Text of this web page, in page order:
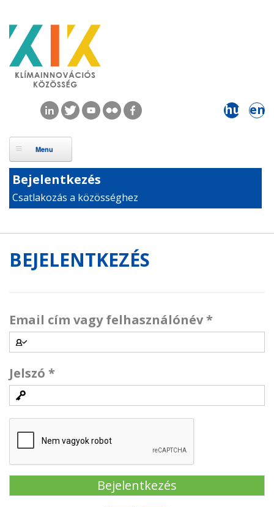
Ugrás a tartalomra
hu en
Bejelentkezés
Csatlakozás a közösséghez
BEJELENTKEZÉS
Email cím vagy felhasználónév*
Jelszó *